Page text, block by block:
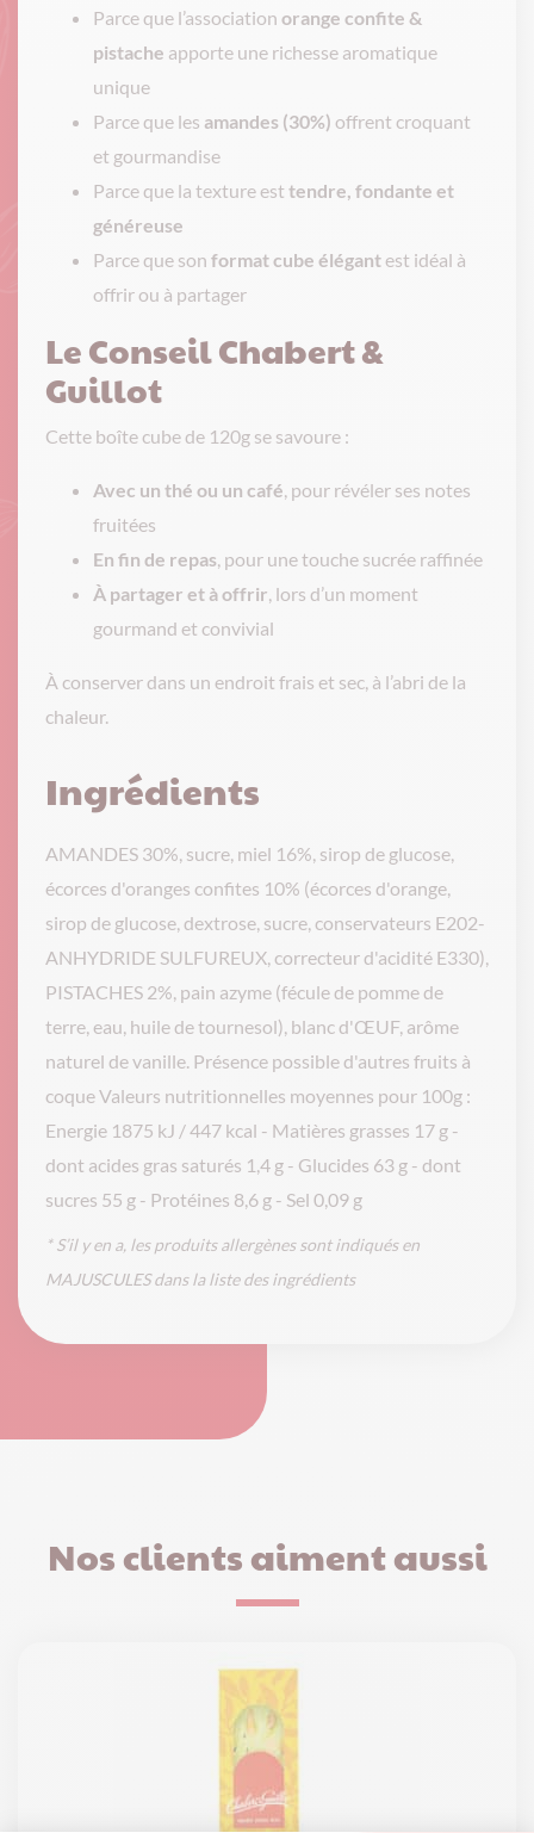
Parce que l’association orange confite &
pistache apporte une richesse aromatique
unique
Parce que les amandes (30%) offrent croquant
et gourmandise
Parce que la texture est tendre, fondante et
généreuse
Parce que son format cube élégant est idéal à
offrir ou à partager
Le Conseil Chabert &
Guillot
Cette boîte cube de 120g se savoure :
Avec un thé ou un café, pour révéler ses notes
fruitées
En fin de repas, pour une touche sucrée raffinée
À partager et à offrir, lors d’un moment
gourmand et convivial
À conserver dans un endroit frais et sec, à l’abri de la
chaleur.
Ingrédients
AMANDES 30%, sucre, miel 16%, sirop de glucose,
écorces d'oranges confites 10% (écorces d'orange,
sirop de glucose, dextrose, sucre, conservateurs E202-
ANHYDRIDE SULFUREUX, correcteur d'acidité E330),
PISTACHES 2%, pain azyme (fécule de pomme de
terre, eau, huile de tournesol), blanc d'ŒUF, arôme
naturel de vanille. Présence possible d'autres fruits à
coque Valeurs nutritionnelles moyennes pour 100g :
Energie 1875 kJ / 447 kcal - Matières grasses 17 g -
dont acides gras saturés 1,4 g - Glucides 63 g - dont
sucres 55 g - Protéines 8,6 g - Sel 0,09 g
* S’il y en a, les produits allergènes sont indiqués en
MAJUSCULES dans la liste des ingrédients
Nos clients aiment aussi